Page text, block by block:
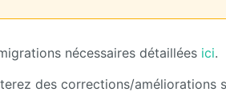
nécessaires détaillées ici.
des corrections/améliorations